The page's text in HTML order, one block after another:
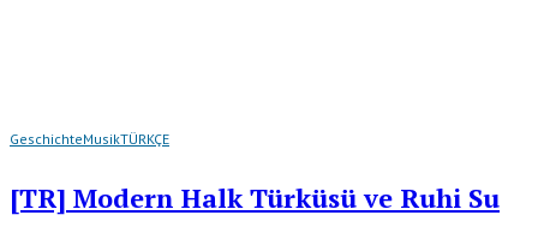
GeschichteMusikTÜRKÇE
[TR] Modern Halk Türküsü ve Ruhi Su